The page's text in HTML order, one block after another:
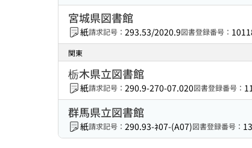
宮城県図書館
紙請求記号： 293.53/2020.9図書登録番号：
関東
栃木県立図書館
紙請求記号： 290.9-270-07.020図書登録番号：
群馬県立図書館
紙請求記号： 290.93-ﾈ07-(A07)図書登録番号：